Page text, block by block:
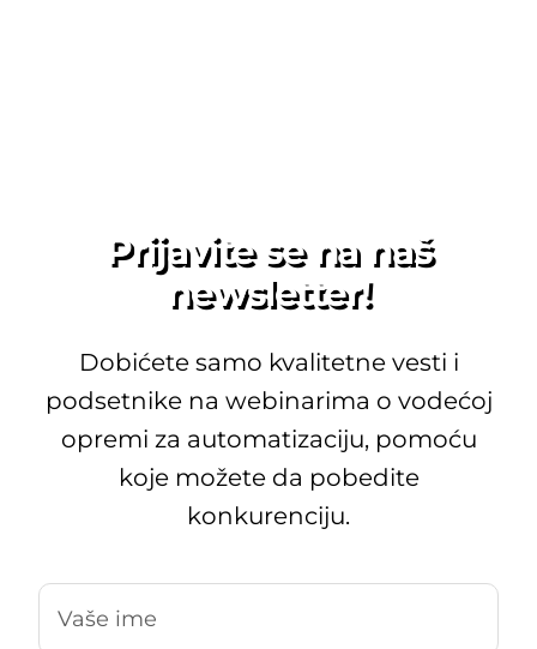
Prijavite se na naš
newsletter!
Dobićete samo kvalitetne vesti i
podsetnike na webinarima o vodećoj
opremi za automatizaciju, pomoću
koje možete da pobedite
konkurenciju.